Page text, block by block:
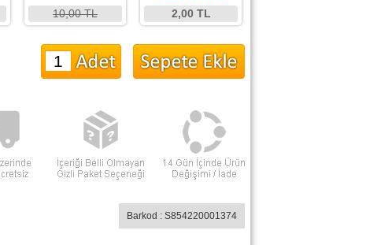
2,00 TL
10,00 TL
Barkod : S854220001374